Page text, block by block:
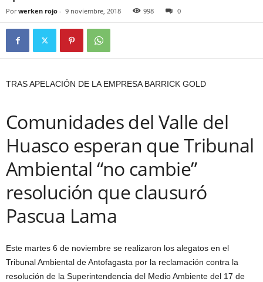
Por werken rojo - 9 noviembre, 2018 998 0
TRAS APELACIÓN DE LA EMPRESA BARRICK GOLD
Comunidades del Valle del
Huasco esperan que Tribunal
Ambiental “no cambie”
resolución que clausuró
Pascua Lama
Este martes 6 de noviembre se realizaron los alegatos en el
Tribunal Ambiental de Antofagasta por la reclamación contra la
resolución de la Superintendencia del Medio Ambiente del 17 de